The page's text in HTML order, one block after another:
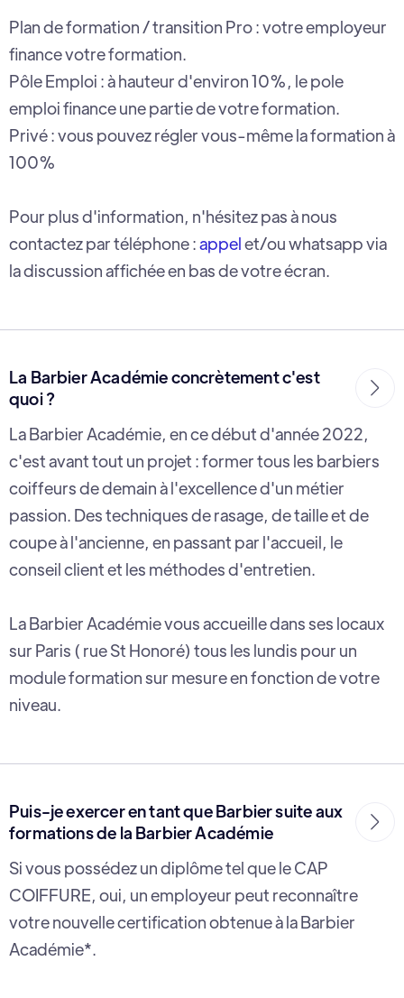
Plan de formation / transition Pro : votre employeur
finance votre formation.
Pôle Emploi : à hauteur d'environ 10%, le pole
emploi finance une partie de votre formation.
Privé : vous pouvez régler vous-même la formation à
100%
Pour plus d'information, n'hésitez pas à nous
contactez par téléphone :appelet/ou whatsapp via
la discussion affichée en bas de votre écran.
La Barbier Académie concrètement c'est
quoi ?

La Barbier Académie, en ce début d'année 2022,
c'est avant tout un projet : former tous les barbiers
coiffeurs de demain à l'excellence d'un métier
passion. Des techniques de rasage, de taille et de
coupe à l'ancienne, en passant par l'accueil, le
conseil client et les méthodes d'entretien.
La Barbier Académie vous accueille dans ses locaux
sur Paris ( rue St Honoré) tous les lundis pour un
module formation sur mesure en fonction de votre
niveau.
Puis-je exercer en tant que Barbier suite aux
formations de la Barbier Académie

Si vous possédez un diplôme tel que le CAP
COIFFURE, oui, un employeur peut reconnaître
votre nouvelle certification obtenue à la Barbier
Académie*.